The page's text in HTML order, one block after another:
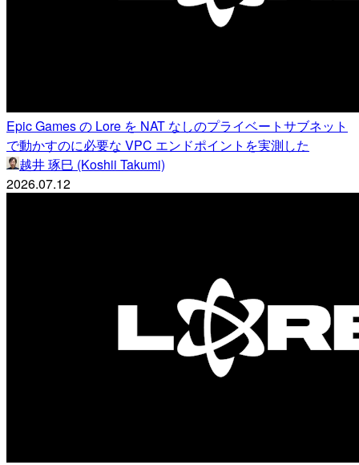
Epic Games の Lore を NAT なしのプライベートサブネット
で動かすのに必要な VPC エンドポイントを実測した
越井 琢巳 (Koshii Takumi)
2026.07.12